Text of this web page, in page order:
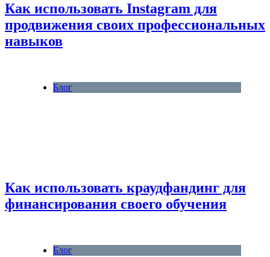
Как использовать Instagram для
продвижения своих профессиональных
навыков
Блог
Как использовать краудфандинг для
финансирования своего обучения
Блог